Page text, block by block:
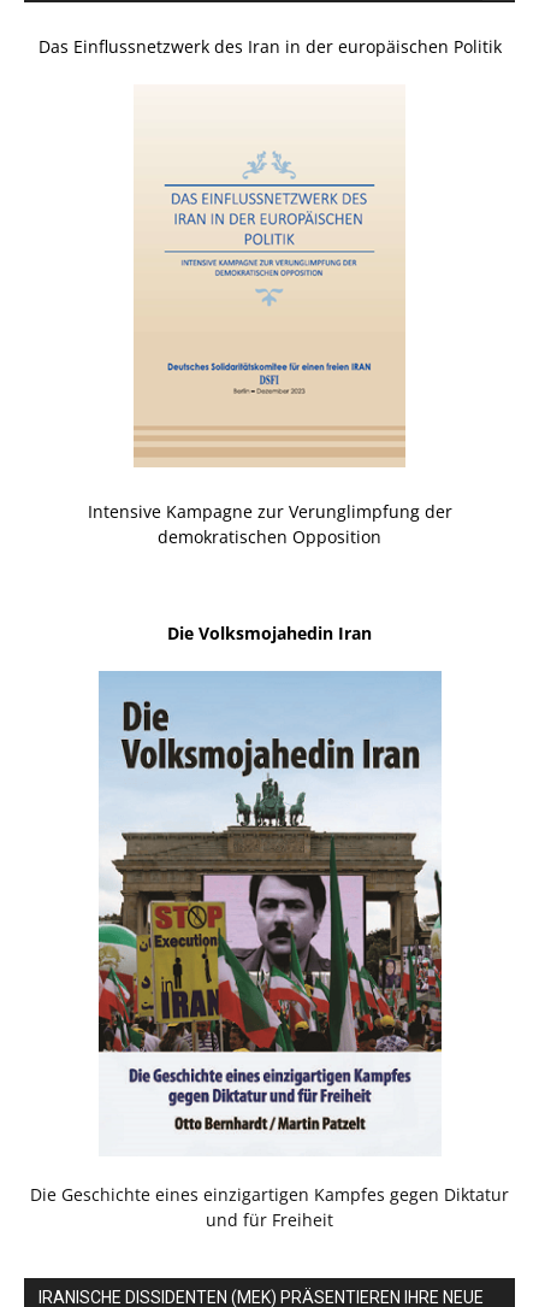
Das Einflussnetzwerk des Iran in der europäischen Politik
Intensive Kampagne zur Verunglimpfung der
demokratischen Opposition
Die Volksmojahedin Iran
Die Geschichte eines einzigartigen Kampfes gegen Diktatur
und für Freiheit
IRANISCHE DISSIDENTEN (MEK) PRÄSENTIEREN IHRE NEUE